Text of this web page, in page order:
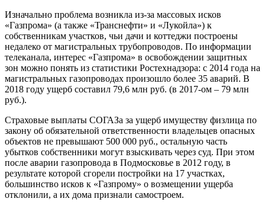
Изначально проблема возникла из-за массовых исков
«Газпрома» (а также «Транснефти» и «Лукойла») к
собственникам участков, чьи дачи и коттеджи построены
недалеко от магистральных трубопроводов. По информации
телеканала, интерес «Газпрома» в освобождении защитных
зон можно понять из статистики Ростехнадзора: с 2014 года на
магистральных газопроводах произошло более 35 аварий. В
2018 году ущерб составил 79,6 млн руб. (в 2017-ом – 79 млн
руб.).
Страховые выплаты СОГАЗа за ущерб имуществу физлица по
закону об обязательной ответственности владельцев опасных
объектов не превышают 500 000 руб., остальную часть
убытков собственники могут взыскивать через суд. При этом
после аварии газопровода в Подмосковье в 2012 году, в
результате которой сгорели постройки на 17 участках,
большинство исков к «Газпрому» о возмещении ущерба
отклонили, а их дома признали самостроем.